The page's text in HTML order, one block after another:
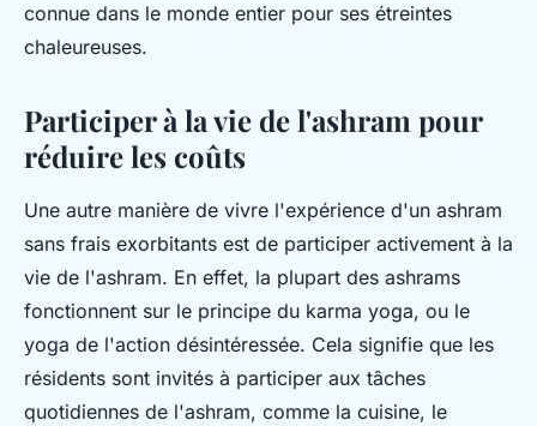
connue dans le monde entier pour ses étreintes
chaleureuses.
Participer à la vie de l'ashram pour
réduire les coûts
Une autre manière de vivre l'expérience d'un ashram
sans frais exorbitants est de participer activement à la
vie de l'ashram. En effet, la plupart des ashrams
fonctionnent sur le principe du karma yoga, ou le
yoga de l'action désintéressée. Cela signifie que les
résidents sont invités à participer aux tâches
quotidiennes de l'ashram, comme la cuisine, le